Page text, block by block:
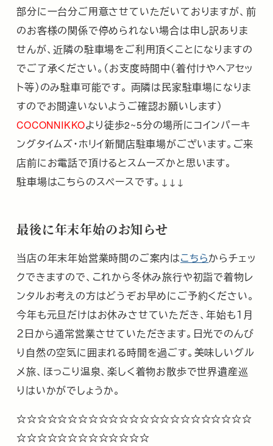
部分に一台分ご用意させていただいておりますが、前
のお客様の関係で停められない場合は申し訳ありま
せんが、近隣の駐車場をご利用頂くことになりますの
でご了承ください。（お支度時間中（着付けやヘアセッ
ト等）のみ駐車可能です。 両隣は民家駐車場になりま
すのでお間違いないようご確認お願いします）
COCONNIKKOより徒歩2~5分の場所にコインパーキ
ングタイムズ・ホリイ新聞店駐車場がございます。ご来
店前にお電話で頂けるとスムーズかと思います。
駐車場はこちらのスペースです。↓↓↓
最後に年末年始のお知らせ
当店の年末年始営業時間のご案内はこちらからチェッ
クできますので、これから冬休み旅行や初詣で着物レ
ンタルお考えの方はどうぞお早めにご予約ください。
今年も元旦だけはお休みさせていただき、年始も１月
２日から通常営業させていただきます。日光でのんび
り自然の空気に囲まれる時間を過ごす。美味しいグル
メ旅、ほっこり温泉、楽しく着物お散歩で世界遺産巡
りはいかがでしょうか。
☆☆☆☆☆☆☆☆☆☆☆☆☆☆☆☆☆☆☆☆☆☆☆
☆☆☆☆☆☆☆☆☆☆☆☆☆